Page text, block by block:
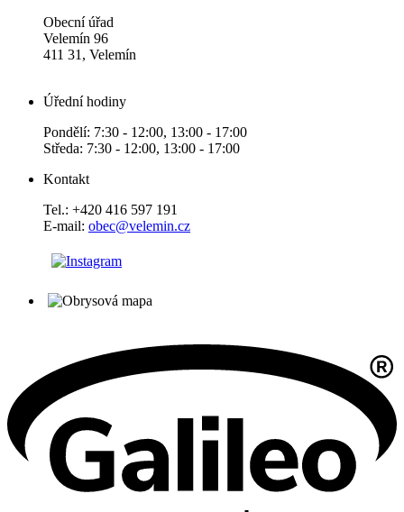
Obecní úřad
Velemín 96
411 31, Velemín
Úřední hodiny
Pondělí: 7:30 - 12:00, 13:00 - 17:00
Středa: 7:30 - 12:00, 13:00 - 17:00
Kontakt
Tel.: +420 416 597 191
E-mail: obec@velemin.cz